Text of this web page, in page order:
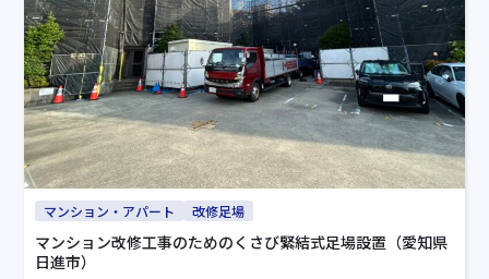
マンション・アパート 改修足場
マンション改修工事のためのくさび緊結式足場設置（愛知県
日進市）